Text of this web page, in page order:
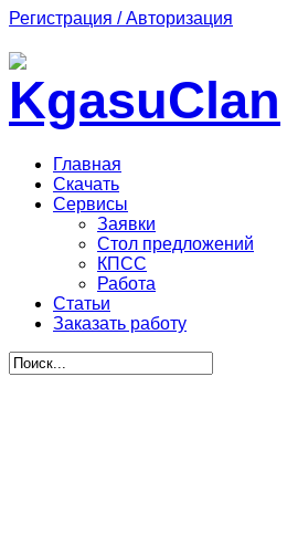
Регистрация / Авторизация
Главная
Скачать
Сервисы
Заявки
Стол предложений
КПСС
Работа
Статьи
Заказать работу